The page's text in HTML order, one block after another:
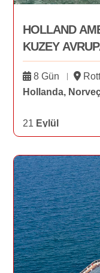
HOLLAND
KUZEY
8 Gün
Hollanda,
21 Eylül